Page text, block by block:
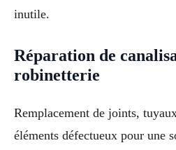
inutile.
Réparation de
robinetterie
Remplacement de joints,
éléments défectueux pour une